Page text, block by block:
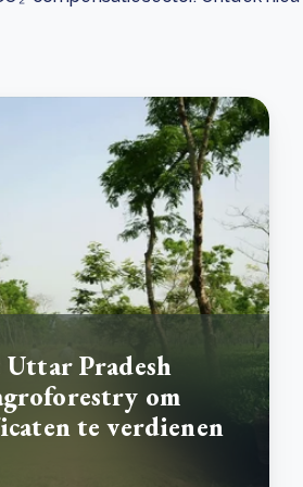
van Kenia’s bossen
Lees meer
Pradesh
om
te verdienen